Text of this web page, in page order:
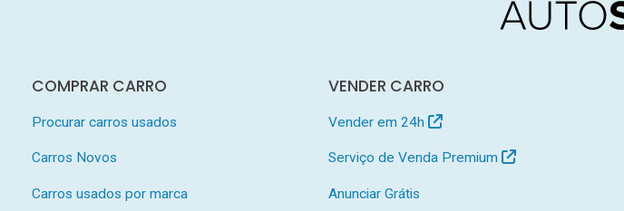
COMPRAR CARRO
Procurar carros usados
Carros Novos
Carros usados por marca
VENDER CARRO
Vender em 24h
Serviço de Venda Premium
Anunciar Grátis